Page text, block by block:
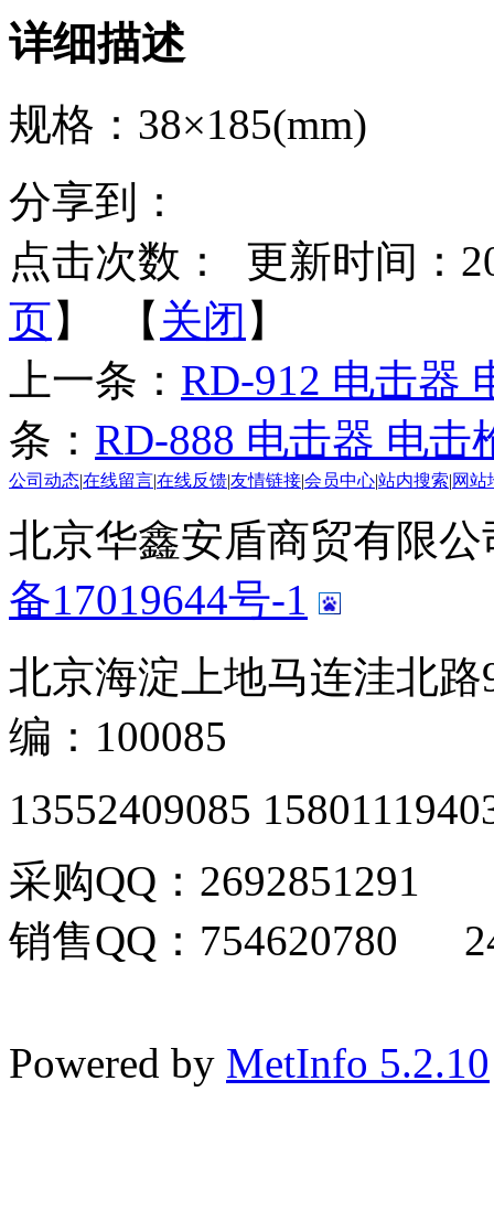
详细描述
规格：38×185(mm)
分享到：
点击次数：
更新时间：
页】 【 关闭 】
上一条： RD-912 电击器
条： RD-888 电击器 电击
公司动态|在线留言|在线反馈|友情链接|会员中心|站内搜索|网站
北京华鑫安盾商贸有限
备17019644号-1
北京海淀上地马连洼北
编：100085
13552409085
采购QQ：2692851291
销售QQ：754620780
Powered by MetInfo 5.2.10